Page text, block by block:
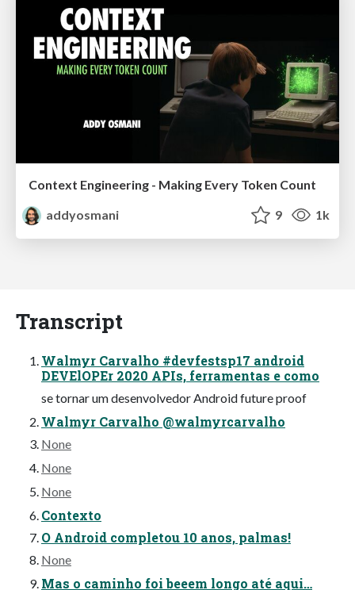
Context Engineering - Making Every Token Count
addyosmani
9 1k
Transcript
Walmyr Carvalho #devfestsp17 android
DEVElOPEr 2020 APIs, ferramentas e como
se tornar um desenvolvedor Android future proof
Walmyr Carvalho @walmyrcarvalho
None
None
None
Contexto
O Android completou 10 anos, palmas!
None
Mas o caminho foi beeem longo até aqui…